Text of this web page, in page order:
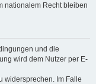
nationalem Recht bleiben
und die
wird dem Nutzer per E-
widersprechen. Im Falle